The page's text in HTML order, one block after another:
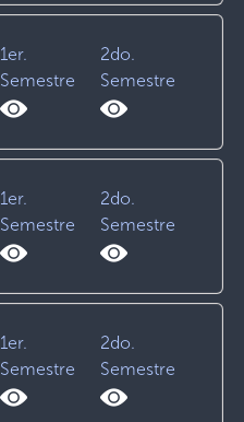
1er.
Semestre
2do.
Semestre
1er.
Semestre
2do.
Semestre
1er.
Semestre
2do.
Semestre